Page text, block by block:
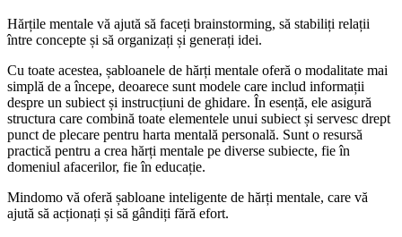
Hărțile mentale vă ajută să faceți brainstorming, să stabiliți relații
între concepte și să organizați și generați idei.
Cu toate acestea, șabloanele de hărți mentale oferă o modalitate mai
simplă de a începe, deoarece sunt modele care includ informații
despre un subiect și instrucțiuni de ghidare. În esență, ele asigură
structura care combină toate elementele unui subiect și servesc drept
punct de plecare pentru harta mentală personală. Sunt o resursă
practică pentru a crea hărți mentale pe diverse subiecte, fie în
domeniul afacerilor, fie în educație.
Mindomo vă oferă șabloane inteligente de hărți mentale, care vă
ajută să acționați și să gândiți fără efort.